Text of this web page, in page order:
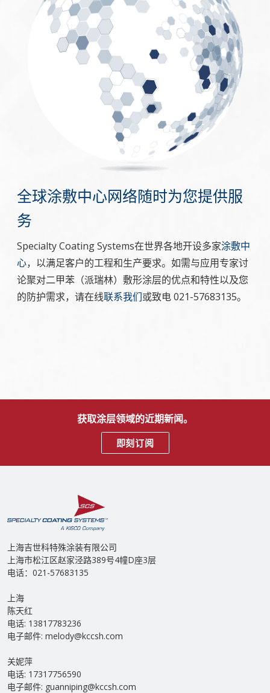
全球涂敷中心网络随时为您提供服
务
Specialty Coating Systems在世界各地开设多家涂敷中
心，以满足客户的工程和生产要求。如需与应用专家讨
论聚对二甲苯（派瑞林）敷形涂层的优点和特性以及您
的防护需求，请在线联系我们或致电 021-57683135。
获取涂层领域的近期新闻。
即刻订阅
上海吉世科特殊涂装有限公司
上海市松江区赵家泾路389号4幢D座3层
电话：021-57683135
上海
陈天红
电话: 13817783236
电子邮件: melody@kccsh.com
关妮萍
电话: 17317756590
电子邮件: guanniping@kccsh.com